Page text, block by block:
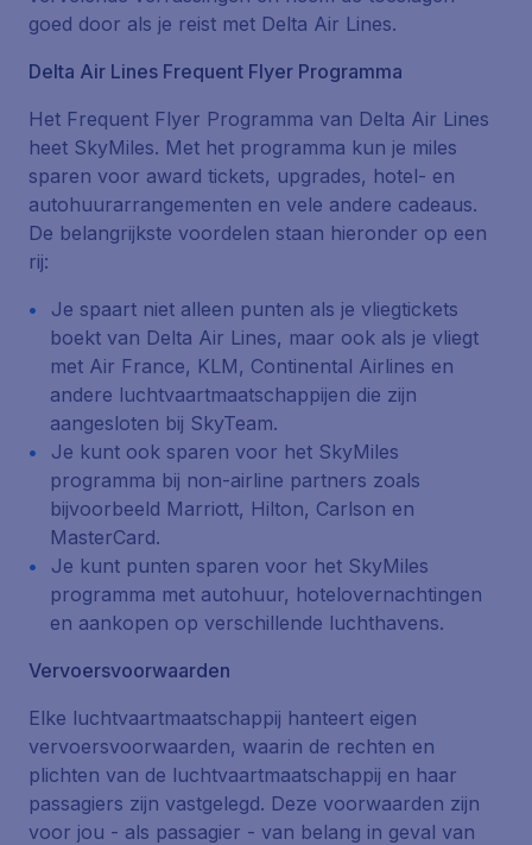
goed door als je reist met Delta Air Lines.
Delta Air Lines Frequent Flyer Programma
Het Frequent Flyer Programma van Delta Air Lines
heet SkyMiles. Met het programma kun je miles
sparen voor award tickets, upgrades, hotel- en
autohuurarrangementen en vele andere cadeaus.
De belangrijkste voordelen staan hieronder op een
rij:
Je spaart niet alleen punten als je vliegtickets
boekt van Delta Air Lines, maar ook als je vliegt
met Air France, KLM, Continental Airlines en
andere luchtvaartmaatschappijen die zijn
aangesloten bij SkyTeam.
Je kunt ook sparen voor het SkyMiles
programma bij non-airline partners zoals
bijvoorbeeld Marriott, Hilton, Carlson en
MasterCard.
Je kunt punten sparen voor het SkyMiles
programma met autohuur, hotelovernachtingen
en aankopen op verschillende luchthavens.
Vervoersvoorwaarden
Elke luchtvaartmaatschappij hanteert eigen
vervoersvoorwaarden, waarin de rechten en
plichten van de luchtvaartmaatschappij en haar
passagiers zijn vastgelegd. Deze voorwaarden zijn
voor jou - als passagier - van belang in geval van